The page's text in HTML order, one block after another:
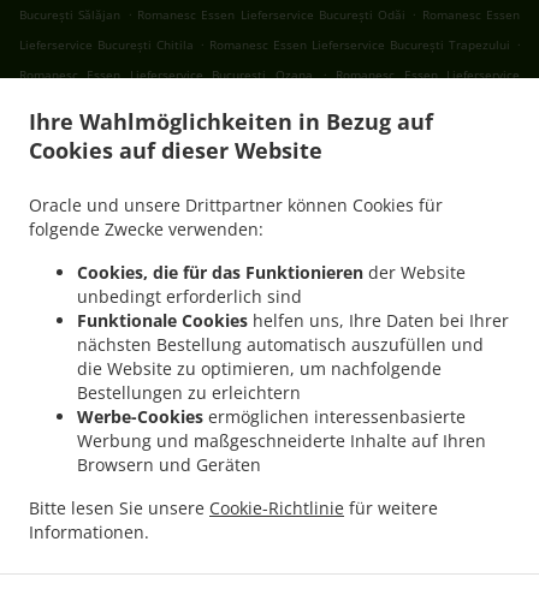
Ihre Wahlmöglichkeiten in Bezug auf
Cookies auf dieser Website
Oracle und unsere Drittpartner können Cookies für
folgende Zwecke verwenden:
Cookies, die für das Funktionieren der Website
unbedingt erforderlich sind
Funktionale Cookies helfen uns, Ihre Daten bei Ihrer
nächsten Bestellung automatisch auszufüllen und
die Website zu optimieren, um nachfolgende
Bestellungen zu erleichtern
Werbe-Cookies ermöglichen interessenbasierte
Werbung und maßgeschneiderte Inhalte auf Ihren
Browsern und Geräten
Bitte lesen Sie unsere Cookie-Richtlinie für weitere
Informationen.
București Sălăjan
. Romanesc Essen Lieferservice București Odăi . Romanesc Essen
Lieferservice București Chitila . Romanesc Essen Lieferservice București Trapezului .
Romanesc Essen Lieferservice București Ozana
. Romanesc Essen Lieferservice
Romanesc Essen Lieferservice București Aviației
. Romanesc Essen Lieferservice
.
Essen Lieferservice București Băneasa
Romanesc Essen Lieferservice București
Sector 3
Romanesc Essen Lieferservice București Sector 4
Romanesc Essen Lieferservice București Sector 5
.
București Sector 6
Romanesc Essen Lieferservice București Fundeni
Romanesc
Essen Lieferservice București .
Romanesc Essen Lieferservice Popești-Leordeni Sector
Romanesc Essen Lieferservice Popești-Leordeni Sector 4 . Romanesc Essen
Lieferservice Popești-Leordeni
.
Romanesc Essen Lieferservice Dobroești Sector 2
. Romanesc Essen Lieferservice
. Romanesc Essen Lieferservice Voluntari Pipera
Essen Lieferservice Măgurele